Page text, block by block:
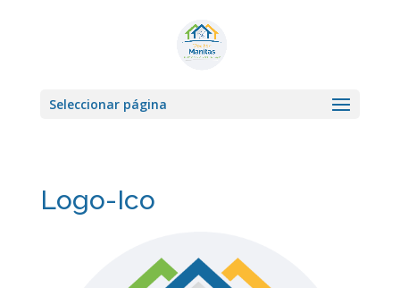
Seleccionar página
Logo-Ico